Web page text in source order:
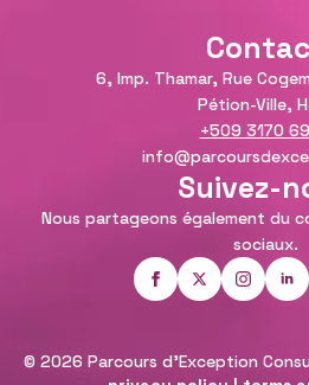
6, Imp. Thamar, Rue
Pétion-Ville,
+509 3170
Suivez-
Nous partageons également du
sociaux.
© 2026 Parcours d'Exception